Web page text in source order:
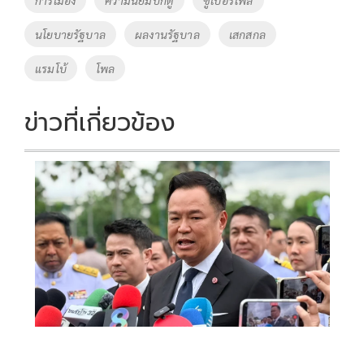
k
นโยบายรัฐบาล ผลงานรัฐบาล เสกสกล
แรมโบ้ โพล
ข่าวที่เกี่ยวข้อง